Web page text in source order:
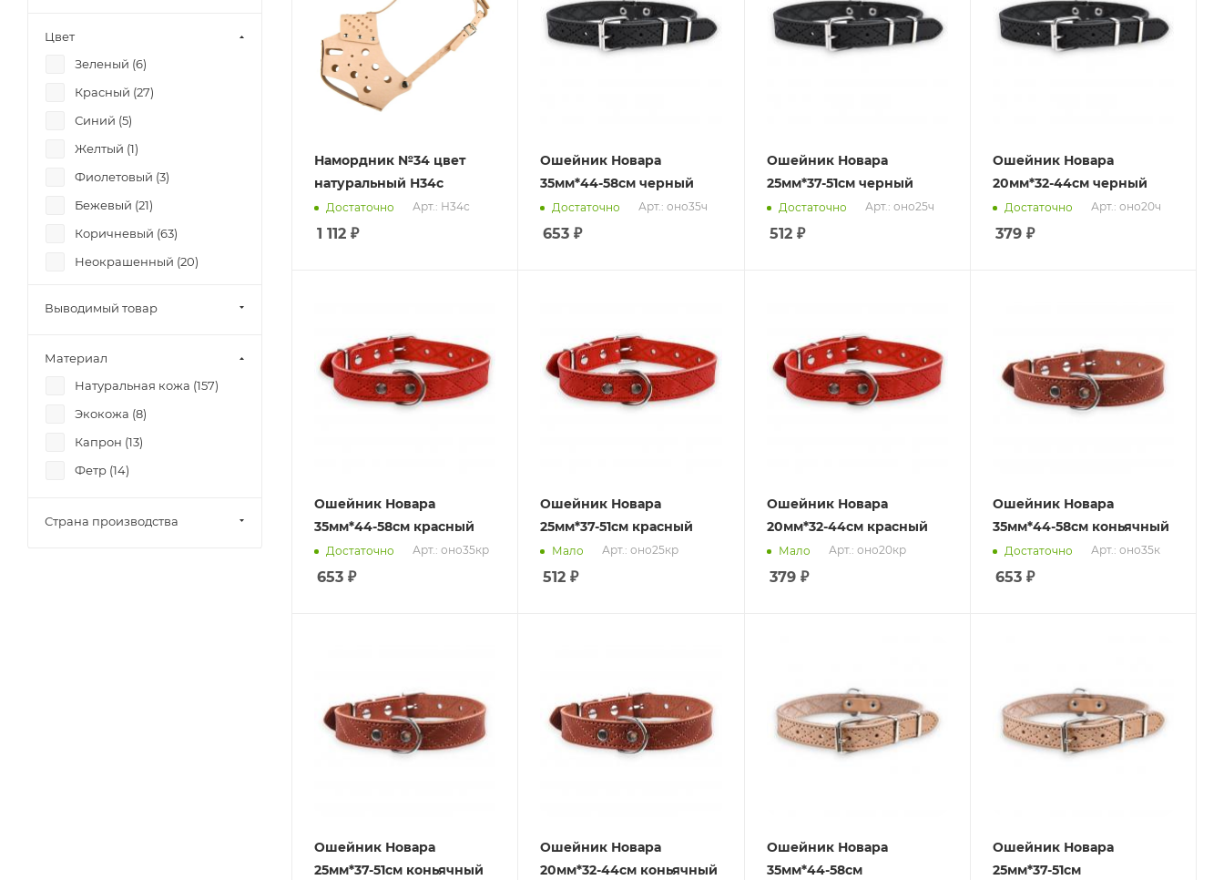
Намордник №34 цвет
натуральный Н34с
Достаточно Арт.: Н34с
1 112 ₽
Ошейник Новара
35мм*44-58см черный
Достаточно Арт.: оно35ч
653 ₽
Ошейник Новара
25мм*37-51см черный
Достаточно Арт.: оно25ч
512₽
Ошейник Новара
20мм*32-44см черный
Достаточно Арт.: оно20ч
379₽
Ошейник Новара
35мм*44-58см красный
Достаточно Арт.: оно35кр
653 ₽
Ошейник Новара
25мм*37-51см красный
Мало Арт.: оно25кр
512 ₽
Ошейник Новара
20мм*32-44см красный
Мало Арт.: оно20кр
379₽
Ошейник Новара
35мм*44-58см коньячный
Достаточно Арт.: оно35к
653₽
Ошейник Новара
25мм*37-51см коньячный
Ошейник Новара
20мм*32-44см коньячный
Ошейник Новара
35мм*44-58см
Ошейник Новара
25мм*37-51см
Цвет
Зеленый (6)
Красный (27)
Синий (5)
Желтый (1)
Фиолетовый (3)
Бежевый (21)
Коричневый (63)
Неокрашенный (20)
Бирюзовый (
Выводимый товар
Материал
Натуральная кожа (157)
Экокожа (8)
Капрон (13)
Фетр (14)
Страна производства